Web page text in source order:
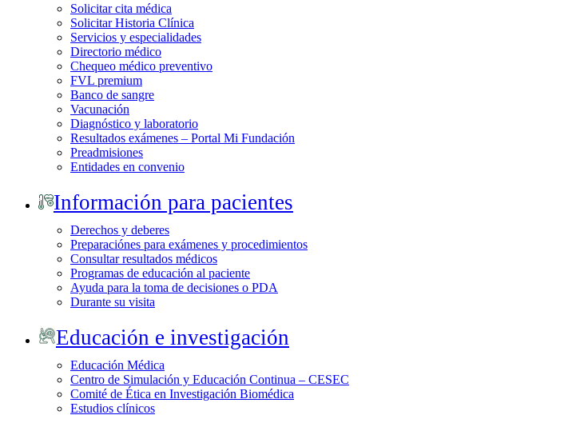
Solicitar cita médica
Solicitar Historia Clínica
Servicios y especialidades
Directorio médico
Chequeo médico preventivo
FVL premium
Banco de sangre
Vacunación
Diagnóstico y laboratorio
Resultados exámenes – Portal Mi Fundación
Preadmisiones
Entidades en convenio
Información para pacientes
Derechos y deberes
Preparaciónes para exámenes y procedimientos
Consultar resultados médicos
Programas de educación al paciente
Ayuda para la toma de decisiones o PDA
Durante su visita
Educación e investigación
Educación Médica
Centro de Simulación y Educación Continua – CESEC
Comité de Ética en Investigación Biomédica
Estudios clínicos